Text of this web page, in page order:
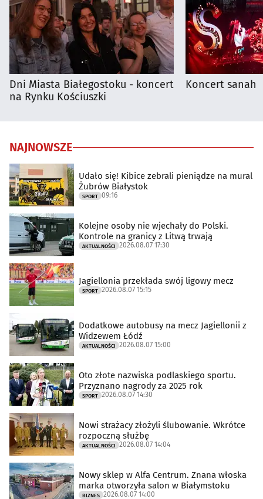
Dni Miasta Białegostoku - koncert
na Rynku Kościuszki
Koncert sanah
NAJNOWSZE
Udało się! Kibice zebrali pieniądze na mural
Żubrów Białystok
SPORT 09:16
Kolejne osoby nie wjechały do Polski.
Kontrole na granicy z Litwą trwają
AKTUALNOŚCI 2026.08.07 17:30
Jagiellonia przekłada swój ligowy mecz
SPORT 2026.08.07 15:15
Dodatkowe autobusy na mecz Jagiellonii z
Widzewem Łódź
AKTUALNOŚCI 2026.08.07 15:00
Oto złote nazwiska podlaskiego sportu.
Przyznano nagrody za 2025 rok
SPORT 2026.08.07 14:30
Nowi strażacy złożyli ślubowanie. Wkrótce
rozpoczną służbę
AKTUALNOŚCI 2026.08.07 14:04
Nowy sklep w Alfa Centrum. Znana włoska
marka otworzyła salon w Białymstoku
BIZNES 2026.08.07 14:00